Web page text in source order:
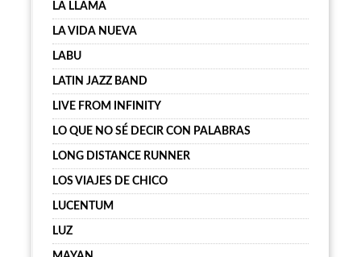
LA LLAMA
LA VIDA NUEVA
LABU
LATIN JAZZ BAND
LIVE FROM INFINITY
LO QUE NO SÉ DECIR CON PALABRAS
LONG DISTANCE RUNNER
LOS VIAJES DE CHICO
LUCENTUM
LUZ